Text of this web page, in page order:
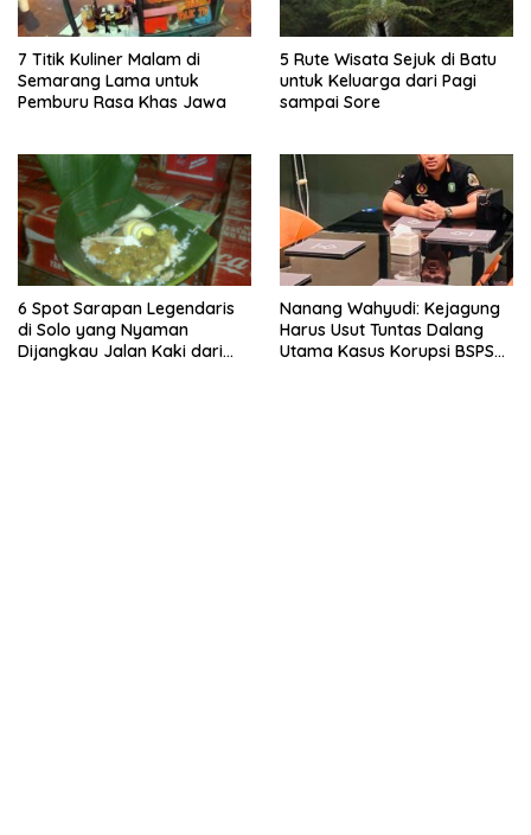
7 Titik Kuliner Malam di
Semarang Lama untuk
Pemburu Rasa Khas Jawa
5 Rute Wisata Sejuk di Batu
untuk Keluarga dari Pagi
sampai Sore
6 Spot Sarapan Legendaris
di Solo yang Nyaman
Dijangkau Jalan Kaki dari
Nanang Wahyudi: Kejagung
Harus Usut Tuntas Dalang
Utama Kasus Korupsi BSPS